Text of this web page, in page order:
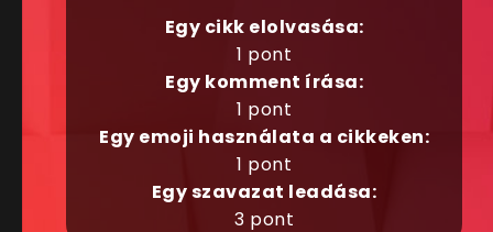
Egy cikk elolvasása:
1 pont
Egy komment írása:
1 pont
Egy emoji használata a cikkeken:
1 pont
Egy szavazat leadása:
3 pont